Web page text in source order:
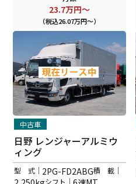
23.7万円～
（税込26.07万円～）
中古車
日野 レンジャーアルミウ
ィング
型 式｜ 2PG-FD2ABG積 載｜
シフト｜